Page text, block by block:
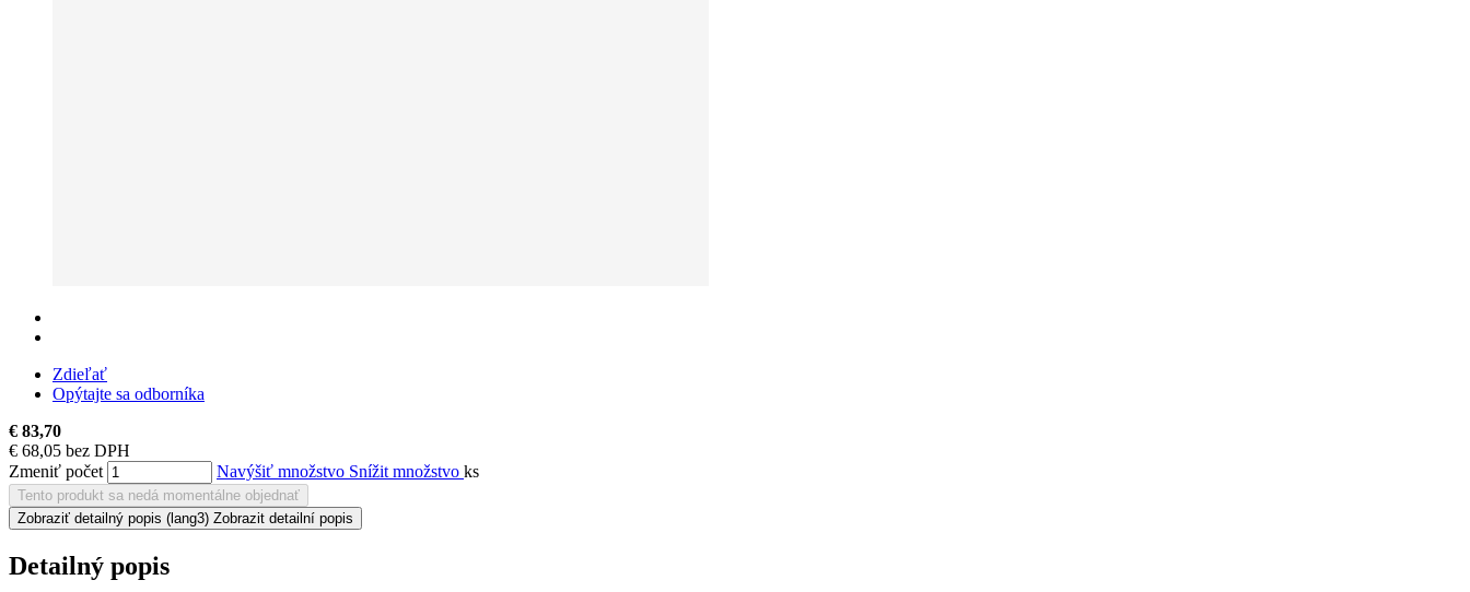
Zdieľať
Opýtajte sa odborníka
€ 83,70
€ 68,05 bez DPH
Zmeniť počet
Navýšiť množstvo Snížit množstvo ks
Tento produkt sa nedá momentálne objednať
Zobraziť detailný popis (lang3) Zobrazit detailní popis
Detailný popis